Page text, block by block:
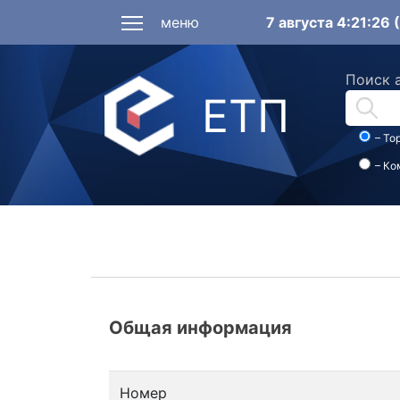
меню 7 августа
ЕТП
Поиск
–
–
Общая информация
Номер